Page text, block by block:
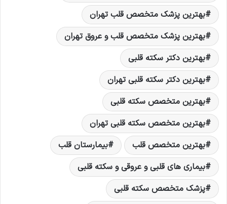
بهترین پزشک متخصص قلب تهران
بهترین پزشک متخصص قلب و عروق تهران
بهترین دکتر سکته قلبی
بهترین دکتر سکته قلبی تهران
بهترین متخصص سکته قلبی
بهترین متخصص سکته قلبی تهران
بهترین متخصص قلب
بیمارستان قلب
بیماری های قلبی و عروقی و سکته قلبی
پزشک متخصص سکته قلبی